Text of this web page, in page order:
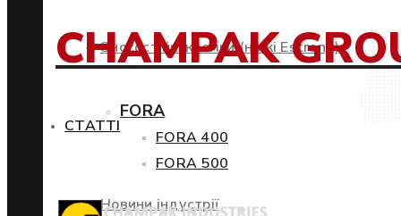
Зносостійкі кромки (ножі Estrong)
СТАТТІ
Новини індустрії
CHAMPAK
FORA
FORA 400
FORA 500